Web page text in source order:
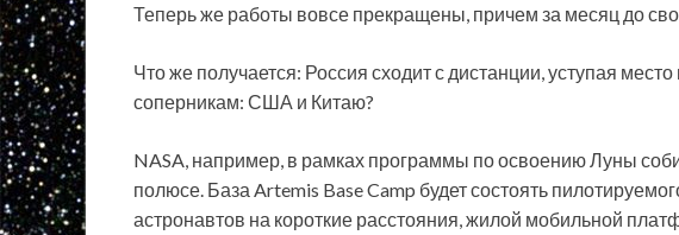
Теперь же работы вовсе прекращены, причем за месяц до
Что же получается: Россия сходит с дистанции, уступая
соперникам: США и Китаю?
NASA, например, в рамках программы по освоению Луны
полюсе. База Artemis Base Camp будет состоять
астронавтов на короткие расстояния, жилой мобильной